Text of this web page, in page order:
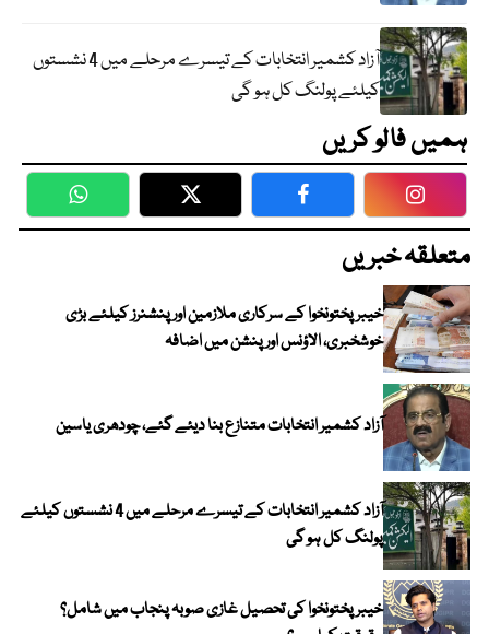
آزاد کشمیر انتخابات کے تیسرے مرحلے میں 4 نشستوں
کیلئے پولنگ کل ہو گی
ہمیں فالو کریں
WhatsApp Twitter Facebook
متعلقہ خبریں
خیبرپختونخوا کے سرکاری ملازمین اور پنشنرز کیلئے بڑی
خوشخبری، الاؤنس اور پنشن میں اضافہ
آزاد کشمیر انتخابات متنازع بنا دیئے گئے، چودھری یاسین
آزاد کشمیر انتخابات کے تیسرے مرحلے میں 4 نشستوں کیلئے
پولنگ کل ہو گی
خیبر پختونخوا کی تحصیل غازی صوبہ پنجاب میں شامل؟